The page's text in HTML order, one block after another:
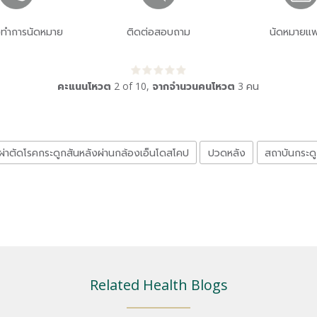
ำการนัดหมาย ติดต่อสอบถาม นัดหมายแ
คะแนนโหวต 2 of 10, จากจำนวนคนโหวต 3 คน
าตัดโรคกระดูกสันหลังผ่านกล้องเอ็นโดสโคป ปวดหลัง สถาบันกระ
Related Health Blogs